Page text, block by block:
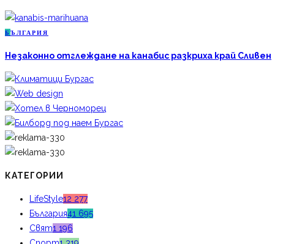
Б ЪЛГАРИЯ
Незаконно отглеждане на канабис разкриха край Сливен
КАТЕГОРИИ
LifeStyle12 277
България41 695
Свят1 196